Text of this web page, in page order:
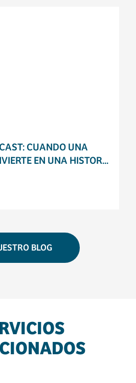
CUANDO UNA
EN UNA HISTOR...
BLOG